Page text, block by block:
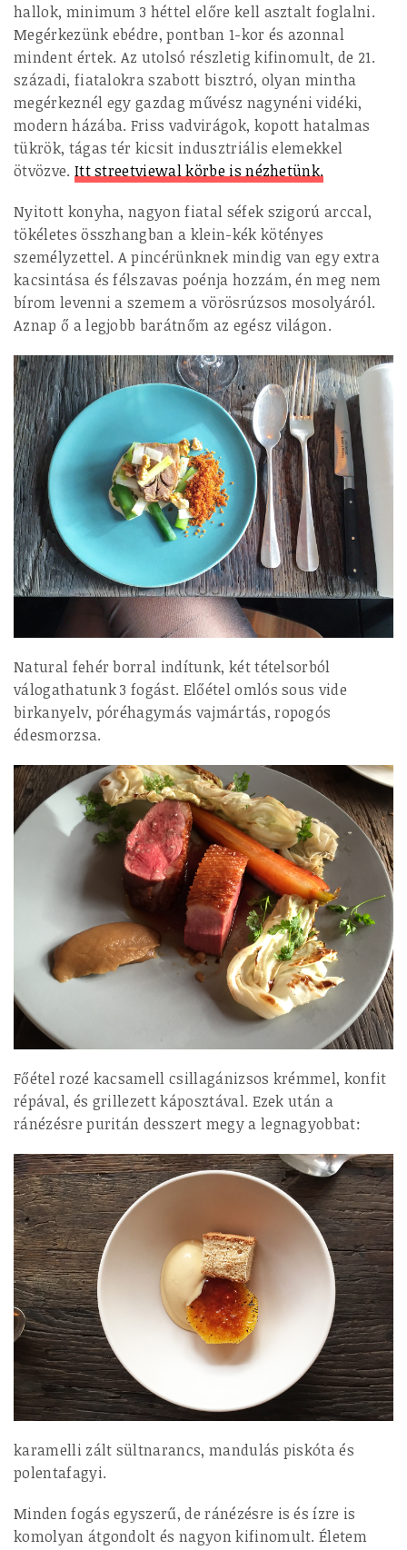
hallok, minimum 3 héttel előre kell asztalt foglalni.
Megérkezünk ebédre, pontban 1-kor és azonnal
mindent értek. Az utolsó részletig kifinomult, de 21.
századi, fiatalokra szabott bisztró, olyan mintha
megérkeznél egy gazdag művész nagynéni vidéki,
modern házába. Friss vadvirágok, kopott hatalmas
tükrök, tágas tér kicsit indusztriális elemekkel
ötvözve. Itt streetviewal körbe is nézhetünk.
Nyitott konyha, nagyon fiatal séfek szigorú arccal,
tökéletes összhangban a klein-kék kötényes
személyzettel. A pincérünknek mindig van egy extra
kacsintása és félszavas poénja hozzám, én meg nem
bírom levenni a szemem a vörösrúzsos mosolyáról.
Aznap ő a legjobb barátnőm az egész világon.
Natural fehér borral indítunk, két tételsorból
válogathatunk 3 fogást. Előétel omlós sous vide
birkanyelv, póréhagymás vajmártás, ropogós
édesmorzsa.
Főétel rozé kacsamell csillagánizsos krémmel, konfit
répával, és grillezett káposztával. Ezek után a
ránézésre puritán desszert megy a legnagyobbat:
karamelli zált sültnarancs, mandulás piskóta és
polentafagyi.
Minden fogás egyszerű, de ránézésre is és ízre is
komolyan átgondolt és nagyon kifinomult. Életem